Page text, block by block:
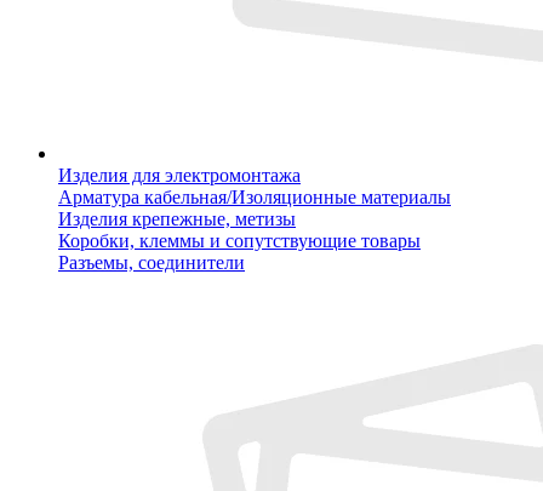
Изделия для электромонтажа
Арматура кабельная/Изоляционные материалы
Изделия крепежные, метизы
Коробки, клеммы и сопутствующие товары
Разъемы, соединители